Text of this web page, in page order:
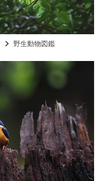
野生動物図鑑